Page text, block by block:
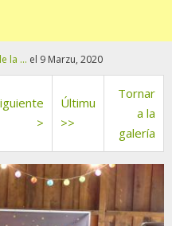
la ... el 9 Marzu, 2020
>
Últimu
>>
Tornar
a la
galería